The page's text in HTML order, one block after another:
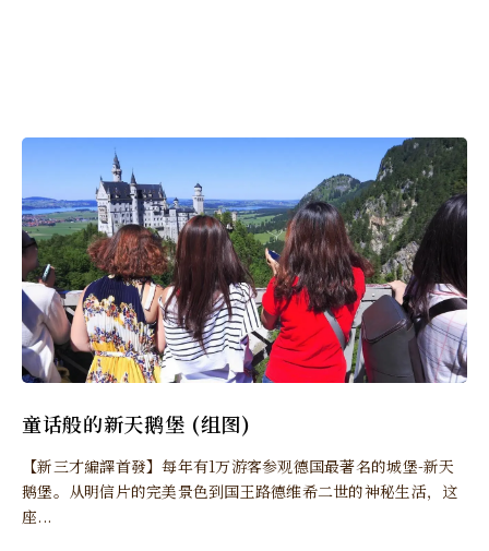
童话般的新天鹅堡 (组图)
【新三才編譯首發】每年有1万游客参观德国最著名的城堡-新天
鹅堡。从明信片的完美景色到国王路德维希二世的神秘生活，这
座...